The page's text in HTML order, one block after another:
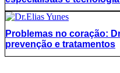
Problemas no coração:
prevenção e tratamentos